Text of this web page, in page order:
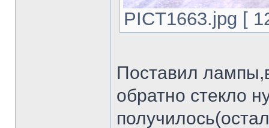
PICT1663.jpg [
Поставил
обратно стекло